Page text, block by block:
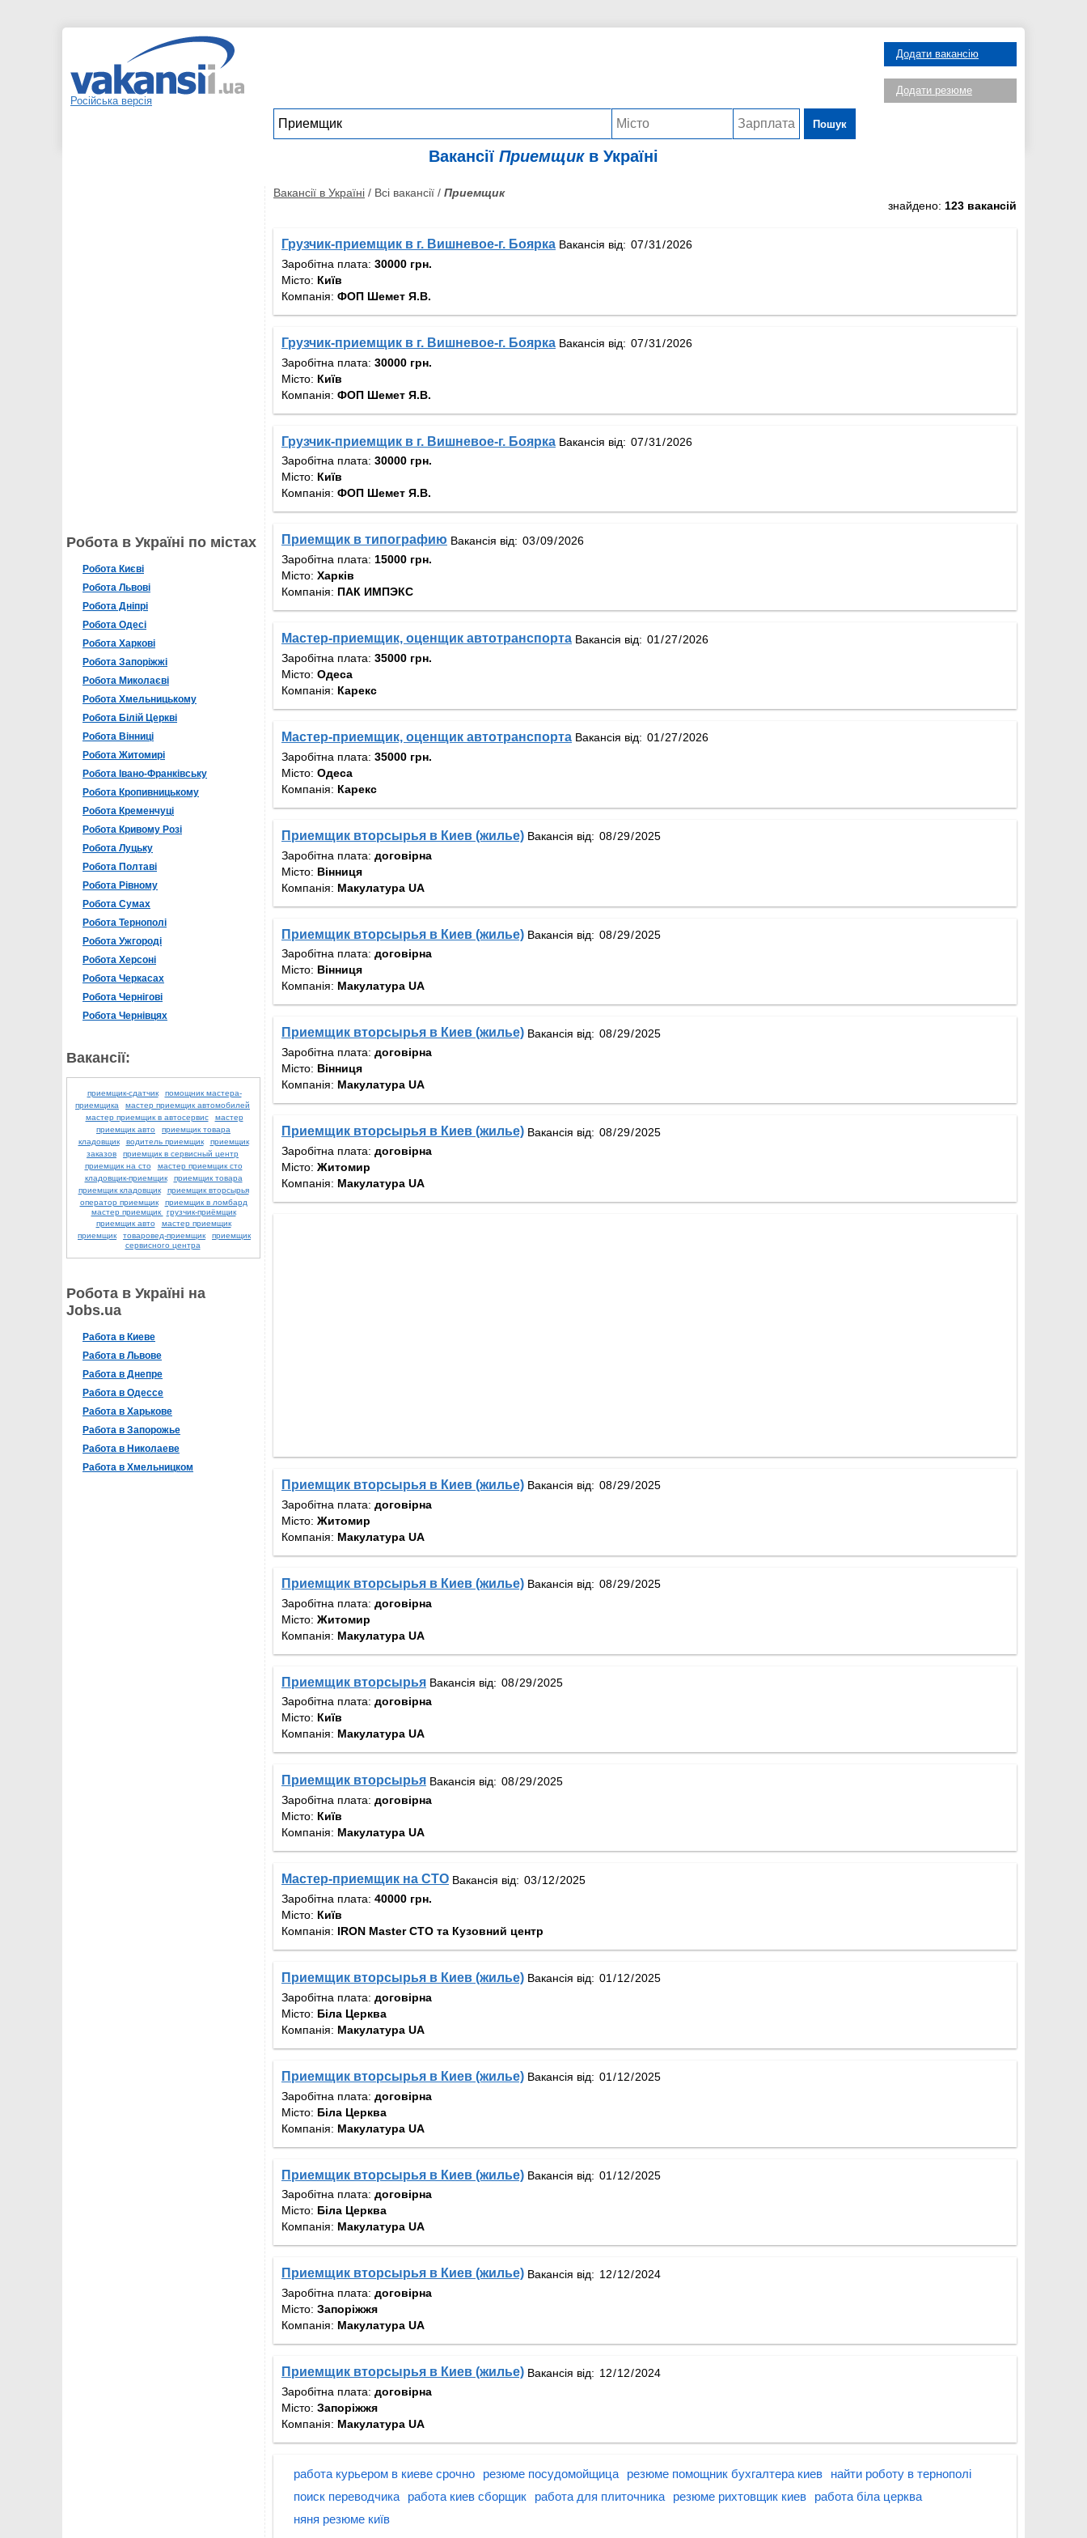
Російська версія
Пошук
Додати вакансію
Додати резюме
Вакансії Приемщикв Україні
Робота в Україні по містах
Робота Києві
Робота Львові
Робота Дніпрі
Робота Одесі
Робота Харкові
Робота Запоріжжі
Робота Миколаєві
Робота Хмельницькому
Робота Білій Церкві
Робота Вінниці
Робота Житомирі
Робота Івано-Франківську
Робота Кропивницькому
Робота Кременчуці
Робота Кривому Розі
Робота Луцьку
Робота Полтаві
Робота Рівному
Робота Сумах
Робота Тернополі
Робота Ужгороді
Робота Херсоні
Робота Черкасах
Робота Чернігові
Робота Чернівцях
Вакансії:
приемщик-сдатчик
помощник мастера-
приемщика
мастер приемщик автомобилей
мастер приемщик в автосервис
мастер
приемщик авто
приемщик товара
кладовщик
водитель приемщик
приемщик
заказов
приемщик в сервисный центр
приемщик на сто
мастер приемщик сто
кладовщик-приемщик
приемщик товара
приемщик кладовщик
приемщик вторсырья
оператор приемщик
приемщик в ломбард
мастер приемщик
грузчик-приёмщик
приемщик авто
мастер приемщик
приемщик
товаровед-приемщик
приемщик
сервисного центра
Робота в Україні на
Jobs.ua
Работа в Киеве
Работа в Львове
Работа в Днепре
Работа в Одессе
Работа в Харькове
Работа в Запорожье
Работа в Николаеве
Работа в Хмельницком
Вакансії в Україні / Всі вакансії / Приемщик
знайдено: 123 вакансій
Грузчик-приемщик в г. Вишневое-г. Боярка Вакансія від:
Заробітна плата: 30000 грн.
Місто: Київ
Компанія: ФОП Шемет Я.В.
Грузчик-приемщик в г. Вишневое-г. Боярка Вакансія від:
Заробітна плата: 30000 грн.
Місто: Київ
Компанія: ФОП Шемет Я.В.
Грузчик-приемщик в г. Вишневое-г. Боярка Вакансія від:
Заробітна плата: 30000 грн.
Місто: Київ
Компанія: ФОП Шемет Я.В.
Приемщик в типографию Вакансія від:
Заробітна плата: 15000 грн.
Місто: Харків
Компанія: ПАК ИМПЭКС
Мастер-приемщик, оценщик автотранспорта Вакансія від:
Заробітна плата: 35000 грн.
Місто: Одеса
Компанія: Карекс
Мастер-приемщик, оценщик автотранспорта Вакансія від:
Заробітна плата: 35000 грн.
Місто: Одеса
Компанія: Карекс
Приемщик вторсырья в Киев (жилье) Вакансія від:
Заробітна плата: договірна
Місто: Вінниця
Компанія: Макулатура UA
Приемщик вторсырья в Киев (жилье) Вакансія від:
Заробітна плата: договірна
Місто: Вінниця
Компанія: Макулатура UA
Приемщик вторсырья в Киев (жилье) Вакансія від:
Заробітна плата: договірна
Місто: Вінниця
Компанія: Макулатура UA
Приемщик вторсырья в Киев (жилье) Вакансія від:
Заробітна плата: договірна
Місто: Житомир
Компанія: Макулатура UA
Приемщик вторсырья в Киев (жилье) Вакансія від:
Заробітна плата: договірна
Місто: Житомир
Компанія: Макулатура UA
Приемщик вторсырья в Киев (жилье) Вакансія від:
Заробітна плата: договірна
Місто: Житомир
Компанія: Макулатура UA
Приемщик вторсырья Вакансія від:
Заробітна плата: договірна
Місто: Київ
Компанія: Макулатура UA
Приемщик вторсырья Вакансія від:
Заробітна плата: договірна
Місто: Київ
Компанія: Макулатура UA
Мастер-приемщик на СТО Вакансія від:
Заробітна плата: 40000 грн.
Місто: Київ
Компанія: IRON Master СТО та Кузовний центр
Приемщик вторсырья в Киев (жилье) Вакансія від:
Заробітна плата: договірна
Місто: Біла Церква
Компанія: Макулатура UA
Приемщик вторсырья в Киев (жилье) Вакансія від:
Заробітна плата: договірна
Місто: Біла Церква
Компанія: Макулатура UA
Приемщик вторсырья в Киев (жилье) Вакансія від:
Заробітна плата: договірна
Місто: Біла Церква
Компанія: Макулатура UA
Приемщик вторсырья в Киев (жилье) Вакансія від:
Заробітна плата: договірна
Місто: Запоріжжя
Компанія: Макулатура UA
Приемщик вторсырья в Киев (жилье) Вакансія від:
Заробітна плата: договірна
Місто: Запоріжжя
Компанія: Макулатура UA
работа курьером в киеве срочно резюме посудомойщица резюме помощник бухгалтера киев
найти роботу в тернополі
поиск переводчика
работа киев сборщик работа для плиточника резюме рихтовщик киев
работа біла церква
няня резюме київ